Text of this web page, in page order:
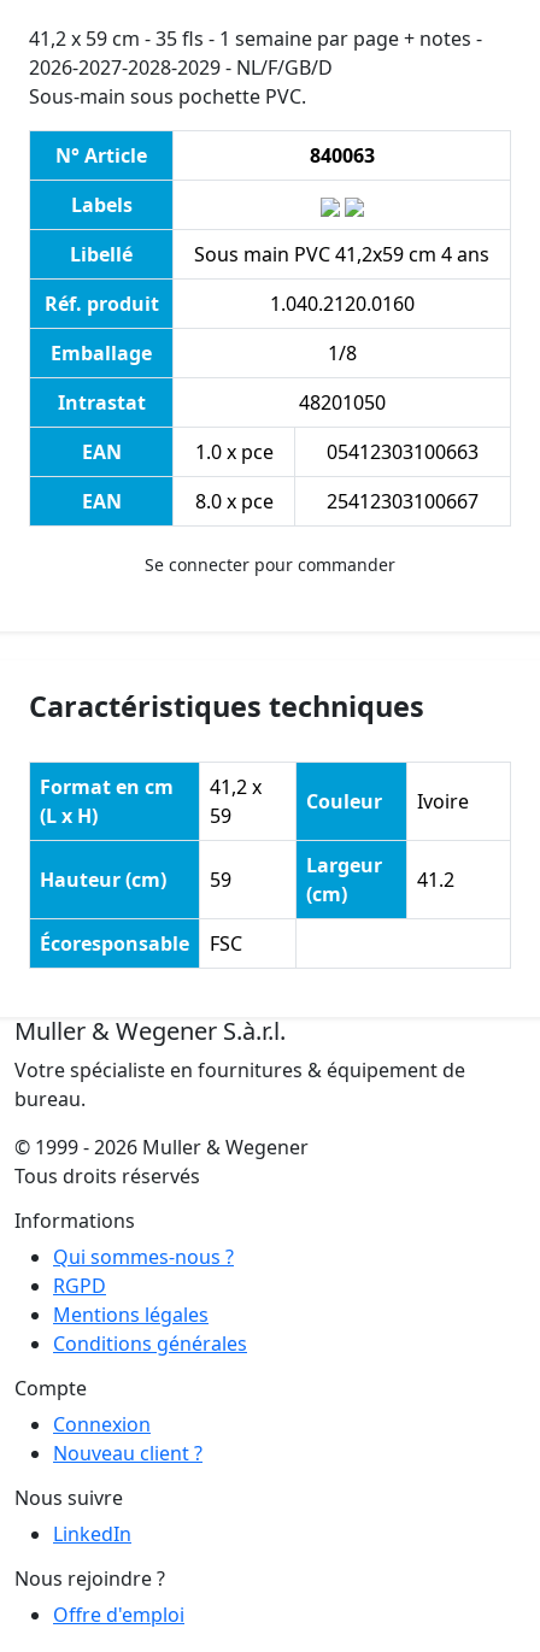
41,2 x 59 cm - 35 fls - 1 semaine par page + notes -
2026-2027-2028-2029 - NL/F/GB/D
Sous-main sous pochette PVC.
N° Article
840063
Labels
Libellé
Sous main PVC 41,2x59 cm 4 ans
Réf. produit
1.040.2120.0160
Emballage
1/8
Intrastat
48201050
EAN
1.0 x pce
05412303100663
EAN
8.0 x pce 25412303100667
Se connecter pour commander
Caractéristiques techniques
Format en cm
(L x H)
41,2 x
59
Couleur Ivoire
Hauteur (cm) 59
Largeur
(cm)
41.2
Écoresponsable FSC
Muller & Wegener S.à.r.l.
Votre spécialiste en fournitures & équipement de
bureau.
© 1999 - 2026 Muller & Wegener
Tous droits réservés
Informations
Qui sommes-nous ?
RGPD
Mentions légales
Conditions générales
Compte
Connexion
Nouveau client ?
Nous suivre
LinkedIn
Nous rejoindre ?
Offre d'emploi